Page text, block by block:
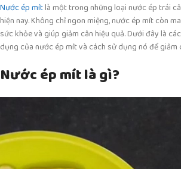
Nước ép mítlà một trong những loại nước ép trái
hiện nay. Không chỉ ngon miệng, nước ép mít còn
sức khỏe và giúp giảm cân hiệu quả. Dưới đây là
dụng của nước ép mít và cách sử dụng nó để giảm
Nước ép mít là gì?